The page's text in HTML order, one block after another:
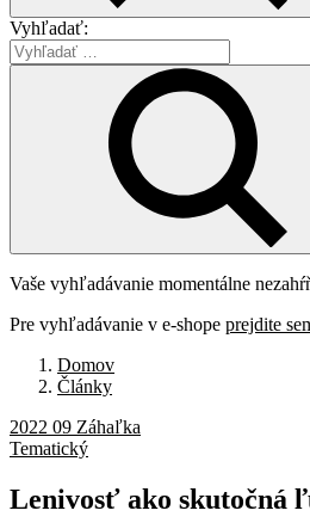
Vyhľadať:
Vaše vyhľadávanie momentálne
Pre vyhľadávanie v e-shope prejdite
Domov
Články
2022 09 Záhaľka
Tematický
Lenivosť ako skutočná